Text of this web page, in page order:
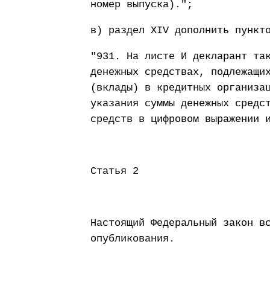
номер выпуска).";
в) раздел XIV дополнить
"931. На листе И декларант
денежных средствах,
(вклады) в кредитных
указания суммы денежных
средств в цифровом
Статья 2
Настоящий Федеральный закон
опубликования.